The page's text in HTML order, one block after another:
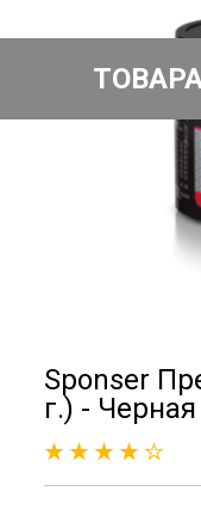
Sponser
г.) -